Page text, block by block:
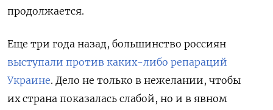
продолжается.
Еще три года назад, большинство россиян
выступали против каких-либо репараций
Украине. Дело не только в нежелании, чтобы
их страна показалась слабой, но и в явном